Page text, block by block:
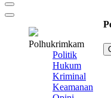
Polhukrimkam
Politik
Hukum
Kriminal
Keamanan